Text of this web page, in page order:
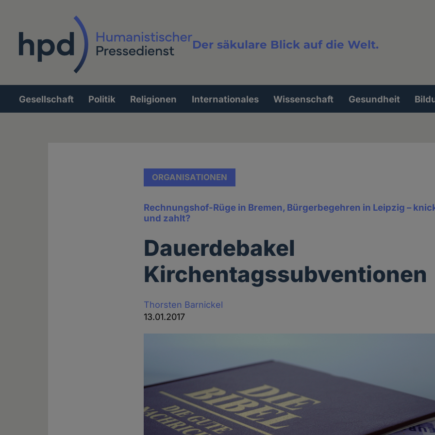
Der säkulare Blick auf die Welt.
Volltextsuche
Hauptnavigation
Gesellschaft Politik Religionen Internationales Wissenschaft Gesundheit
ORGANISATIONEN
Rechnungshof-Rüge in Bremen, Bürgerbegehren in Leipzig –
und zahlt?
Dauerdebakel
Kirchentagssubventionen
Thorsten Barnickel
13.01.2017